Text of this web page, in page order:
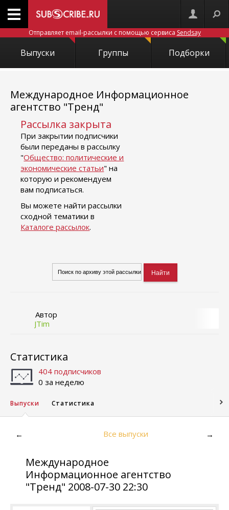
Отправляет email-рассылки с помощью сервиса Sendsay
Выпуски Группы Подборки
Международное Информационное
агентство "Тренд"
Рассылка закрыта
При закрытии подписчики
были переданы в рассылку
"Общество: политические и
экономические статьи" на
которую и рекомендуем
вам подписаться.
Вы можете найти рассылки
сходной тематики в
Каталоге рассылок.
Автор
JTim
Статистика
404 подписчиков
0 за неделю
Выпуски Статистика
← Все выпуски →
Международное
Информационное агентство
"Тренд" 2008-07-30 22:30